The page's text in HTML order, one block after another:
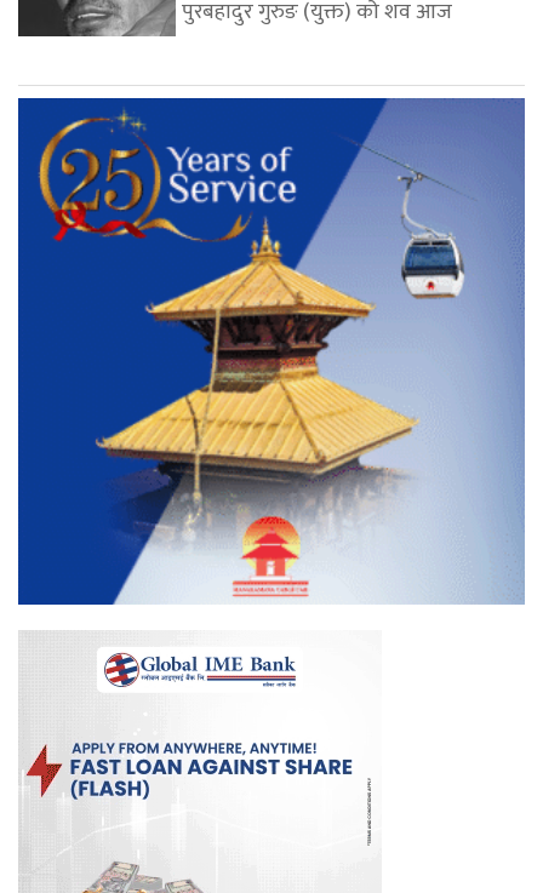
पुरबहादुर गुरुङ (युक्त) को शव आज